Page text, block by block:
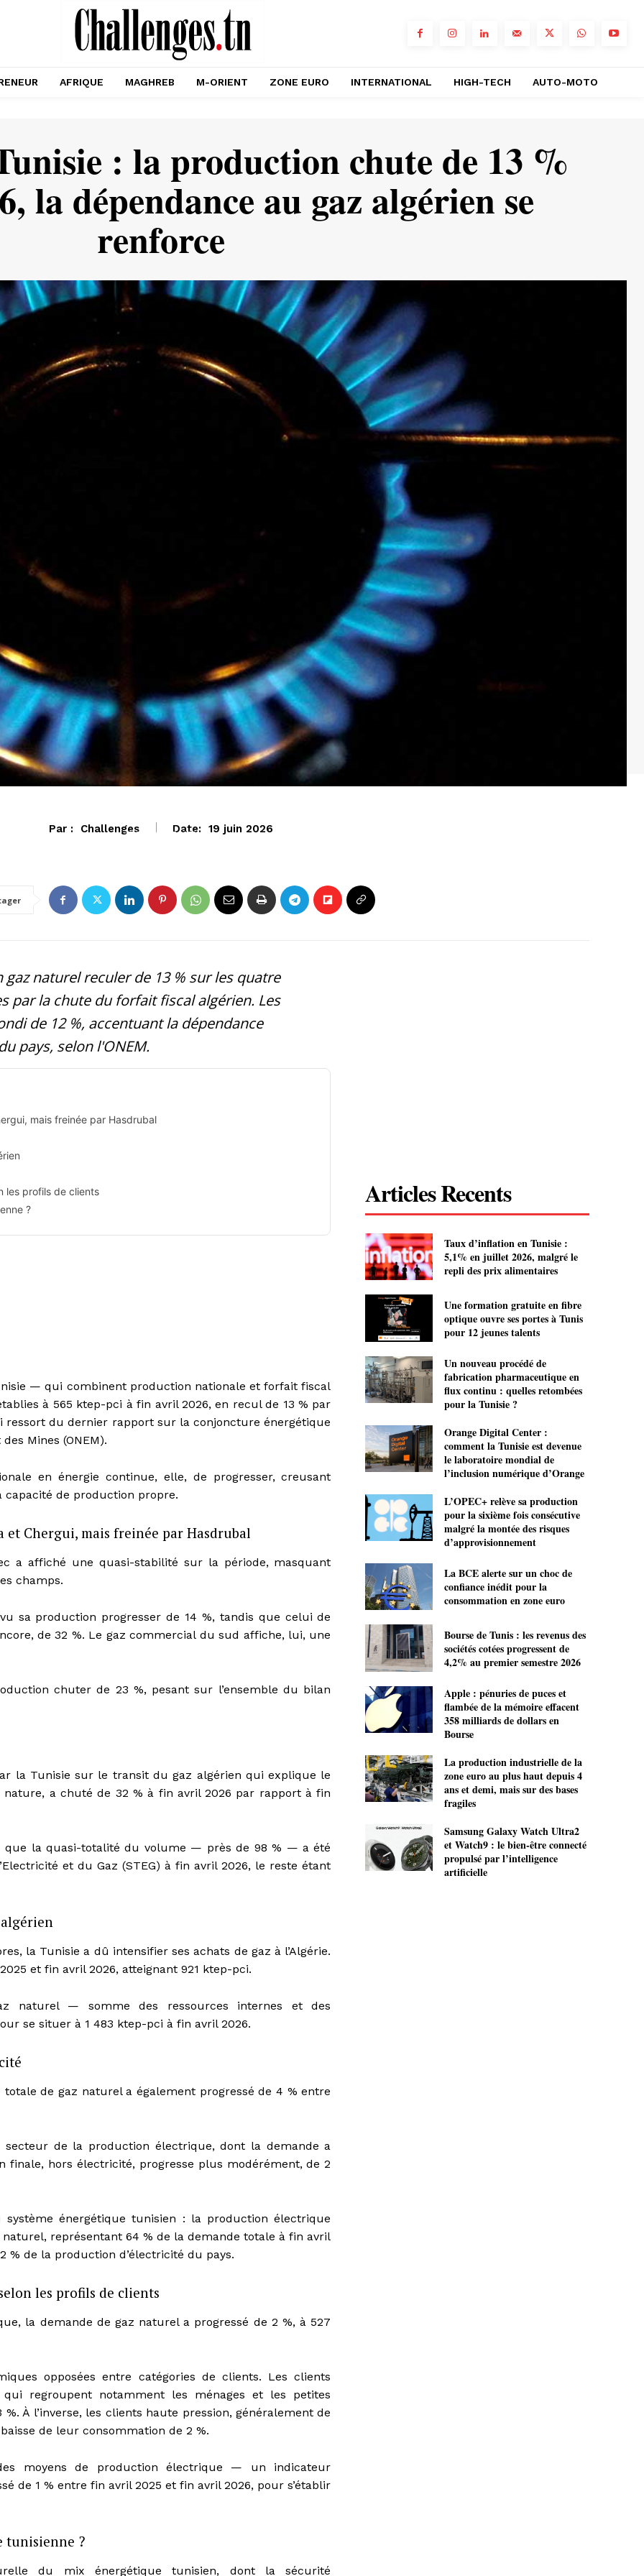
AFRIQUE MAGHREB M-ORIENT ZONE EURO INTERNATIONAL HIGH-TECH AUTO-MOTO
: la production chute de 13 %
la dépendance au gaz algérien se
renforce
Par : Challenges Date: 19 juin 2026
ECONOMIE
gaz naturel reculer de 13 % sur les quatre
par la chute du forfait fiscal algérien. Les
de 12 %, accentuant la dépendance
pays, selon l'ONEM.
mais freinée par Hasdrubal
les profils de clients
?
— qui combinent production nationale et forfait fiscal
à 565 ktep-pci à fin avril 2026, en recul de 13 % par
ressort du dernier rapport sur la conjoncture énergétique
Mines (ONEM).
en énergie continue, elle, de progresser, creusant
capacité de production propre.
Chergui, mais freinée par Hasdrubal
a affiché une quasi-stabilité sur la période, masquant
champs.
sa production progresser de 14 %, tandis que celui de
de 32 %. Le gaz commercial du sud affiche, lui, une
chuter de 23 %, pesant sur l’ensemble du bilan
la Tunisie sur le transit du gaz algérien qui explique le
a chuté de 32 % à fin avril 2026 par rapport à fin
que la quasi-totalité du volume — près de 98 % — a été
et du Gaz (STEG) à fin avril 2026, le reste étant
la Tunisie a dû intensifier ses achats de gaz à l’Algérie.
et fin avril 2026, atteignant 921 ktep-pci.
naturel — somme des ressources internes et des
se situer à 1 483 ktep-pci à fin avril 2026.
de gaz naturel a également progressé de 4 % entre
de la production électrique, dont la demande a
finale, hors électricité, progresse plus modérément, de 2
énergétique tunisien : la production électrique
représentant 64 % de la demande totale à fin avril
% de la production d’électricité du pays.
les profils de clients
la demande de gaz naturel a progressé de 2 %, à 527
opposées entre catégories de clients. Les clients
regroupent notamment les ménages et les petites
À l’inverse, les clients haute pression, généralement de
de leur consommation de 2 %.
moyens de production électrique — un indicateur
de 1 % entre fin avril 2025 et fin avril 2026, pour s’établir
tunisienne ?
du mix énergétique tunisien, dont la sécurité
Articles Recents
Taux d’inflation en Tunisie :
5,1% en juillet 2026, malgré le
repli des prix alimentaires
Une formation gratuite en fibre
optique ouvre ses portes à Tunis
pour 12 jeunes talents
Un nouveau procédé de
fabrication pharmaceutique en
flux continu : quelles retombées
pour la Tunisie ?
Orange Digital Center :
comment la Tunisie est devenue
le laboratoire mondial de
l’inclusion numérique d’Orange
L’OPEC+ relève sa production
pour la sixième fois consécutive
malgré la montée des risques
d’approvisionnement
La BCE alerte sur un choc de
confiance inédit pour la
consommation en zone euro
Bourse de Tunis : les revenus des
sociétés cotées progressent de
4,2% au premier semestre 2026
Apple : pénuries de puces et
flambée de la mémoire effacent
358 milliards de dollars en
Bourse
La production industrielle de la
zone euro au plus haut depuis 4
ans et demi, mais sur des bases
fragiles
Samsung Galaxy Watch Ultra2
et Watch9 : le bien-être connecté
propulsé par l’intelligence
artificielle